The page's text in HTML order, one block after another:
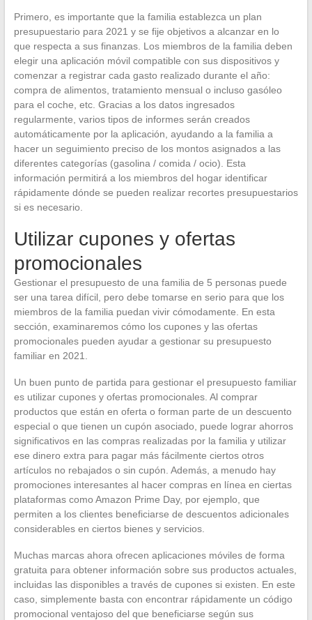
Primero, es importante que la familia establezca un plan
presupuestario para 2021 y se fije objetivos a alcanzar en lo
que respecta a sus finanzas. Los miembros de la familia deben
elegir una aplicación móvil compatible con sus dispositivos y
comenzar a registrar cada gasto realizado durante el año:
compra de alimentos, tratamiento mensual o incluso gasóleo
para el coche, etc. Gracias a los datos ingresados
regularmente, varios tipos de informes serán creados
automáticamente por la aplicación, ayudando a la familia a
hacer un seguimiento preciso de los montos asignados a las
diferentes categorías (gasolina / comida / ocio). Esta
información permitirá a los miembros del hogar identificar
rápidamente dónde se pueden realizar recortes presupuestarios
si es necesario.
Utilizar cupones y ofertas
promocionales
Gestionar el presupuesto de una familia de 5 personas puede
ser una tarea difícil, pero debe tomarse en serio para que los
miembros de la familia puedan vivir cómodamente. En esta
sección, examinaremos cómo los cupones y las ofertas
promocionales pueden ayudar a gestionar su presupuesto
familiar en 2021.
Un buen punto de partida para gestionar el presupuesto familiar
es utilizar cupones y ofertas promocionales. Al comprar
productos que están en oferta o forman parte de un descuento
especial o que tienen un cupón asociado, puede lograr ahorros
significativos en las compras realizadas por la familia y utilizar
ese dinero extra para pagar más fácilmente ciertos otros
artículos no rebajados o sin cupón. Además, a menudo hay
promociones interesantes al hacer compras en línea en ciertas
plataformas como Amazon Prime Day, por ejemplo, que
permiten a los clientes beneficiarse de descuentos adicionales
considerables en ciertos bienes y servicios.
Muchas marcas ahora ofrecen aplicaciones móviles de forma
gratuita para obtener información sobre sus productos actuales,
incluidas las disponibles a través de cupones si existen. En este
caso, simplemente basta con encontrar rápidamente un código
promocional ventajoso del que beneficiarse según sus